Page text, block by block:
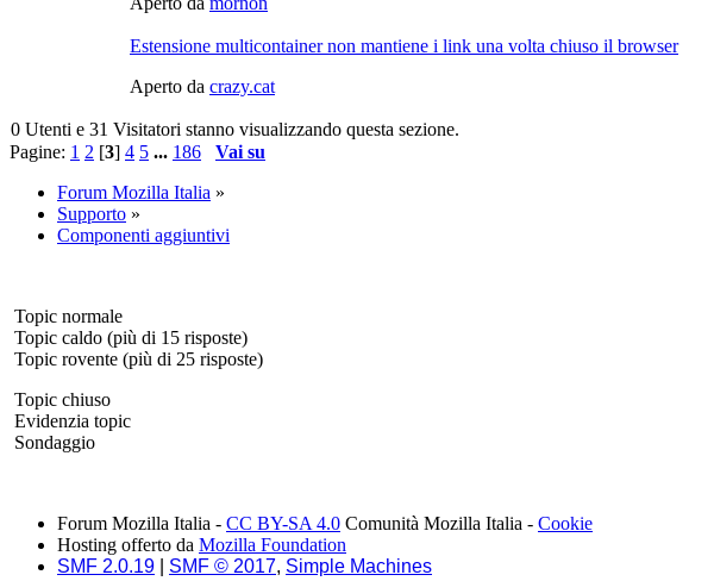
Estensione multicontainer non mantiene i link una volta chiuso il browser
Aperto da crazy.cat
0 Utenti e 31 Visitatori stanno visualizzando questa sezione.
Pagine: 1 2 [3] 4 5 ... 186
Vai su
Forum Mozilla Italia »
Supporto »
Componenti aggiuntivi
Topic normale
Topic caldo (più di 15 risposte)
Topic rovente (più di 25 risposte)
Topic chiuso
Evidenzia topic
Sondaggio
Forum Mozilla Italia - CC BY-SA 4.0 Comunità Mozilla Italia - Cookie
Hosting offerto da Mozilla Foundation
SMF 2.0.19
SMF © 2017, Simple Machines